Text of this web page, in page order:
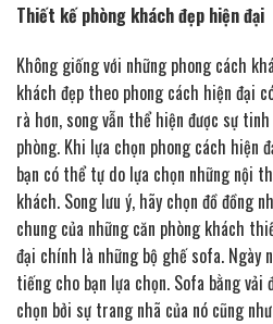
Thiết kế phòng khách đẹp hiện đại
Không giống với những phong cách
khách đẹp theo phong cách hiện đại
rà hơn, song vẫn thể hiện được sự
phòng. Khi lựa chọn phong cách hiện
bạn có thể tự do lựa chọn những nội
khách. Song lưu ý, hãy chọn đồ đồng
chung của những căn phòng khách
đại chính là những bộ ghế sofa. Ngày
tiếng cho bạn lựa chọn. Sofa bằng vải
chọn bởi sự trang nhã của nó cũng